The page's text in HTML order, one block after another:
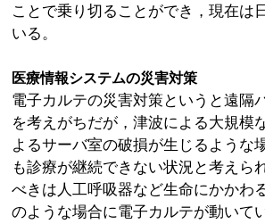
ことで乗り切ることができ，現在は
いる。
医療情報システムの災害対策
電子カルテの災害対策というと遠隔
を考えがちだが，津波による大規模
よるサーバ室の破損が生じるような
も診療が継続できない状況と考えら
べきは人工呼吸器など生命にかかわ
のような場合に電子カルテが動いて